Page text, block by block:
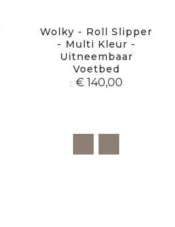
Wolky - Roll Slipper
- Multi Kleur -
Uitneembaar
Voetbed
€ 140,00